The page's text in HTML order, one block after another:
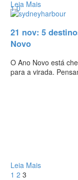
Leia Mais
1 0
21 nov: 5
Novo
O Ano Novo está
para a virada.
Leia Mais
1 2 3